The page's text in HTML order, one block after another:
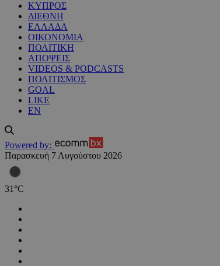
ΚΥΠΡΟΣ
ΔΙΕΘΝΗ
ΕΛΛΑΔΑ
ΟΙΚΟΝΟΜΙΑ
ΠΟΛΙΤΙΚΗ
ΑΠΟΨΕΙΣ
VIDEOS & PODCASTS
ΠΟΛΙΤΙΣΜΟΣ
GOAL
LIKE
EN
Powered by:
Παρασκευή 7 Αυγούστου 2026
31 °C